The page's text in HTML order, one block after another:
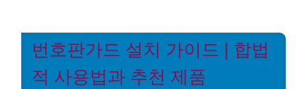
번호판가드 설치 가이드 | 합법
적 사용법과 추천 제품